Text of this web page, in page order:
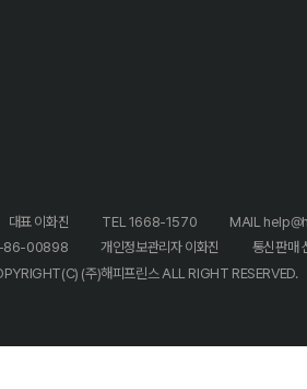
대표 이화진 TEL 1668-1570
MAIL
86-00898 개인정보관리자 이화진 통신판매
(주)해피프린스 ALL RIGHT RESERVED.